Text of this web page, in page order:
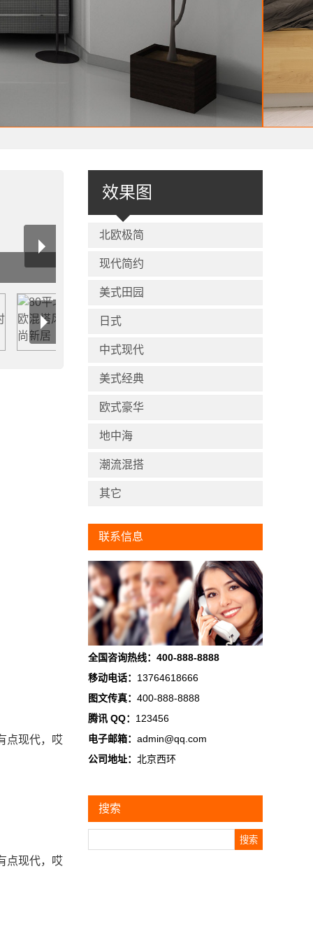
效果图
北欧极简
现代简约
美式田园
日式
中式现代
美式经典
欧式豪华
地中海
潮流混搭
其它
联系信息
全国咨询热线：400-888-8888
移动电话： 13764618666
图文传真： 400-888-8888
腾讯 QQ： 123456
电子邮箱： admin@qq.com
公司地址： 北京西环
搜索
点现代，哎
点现代，哎